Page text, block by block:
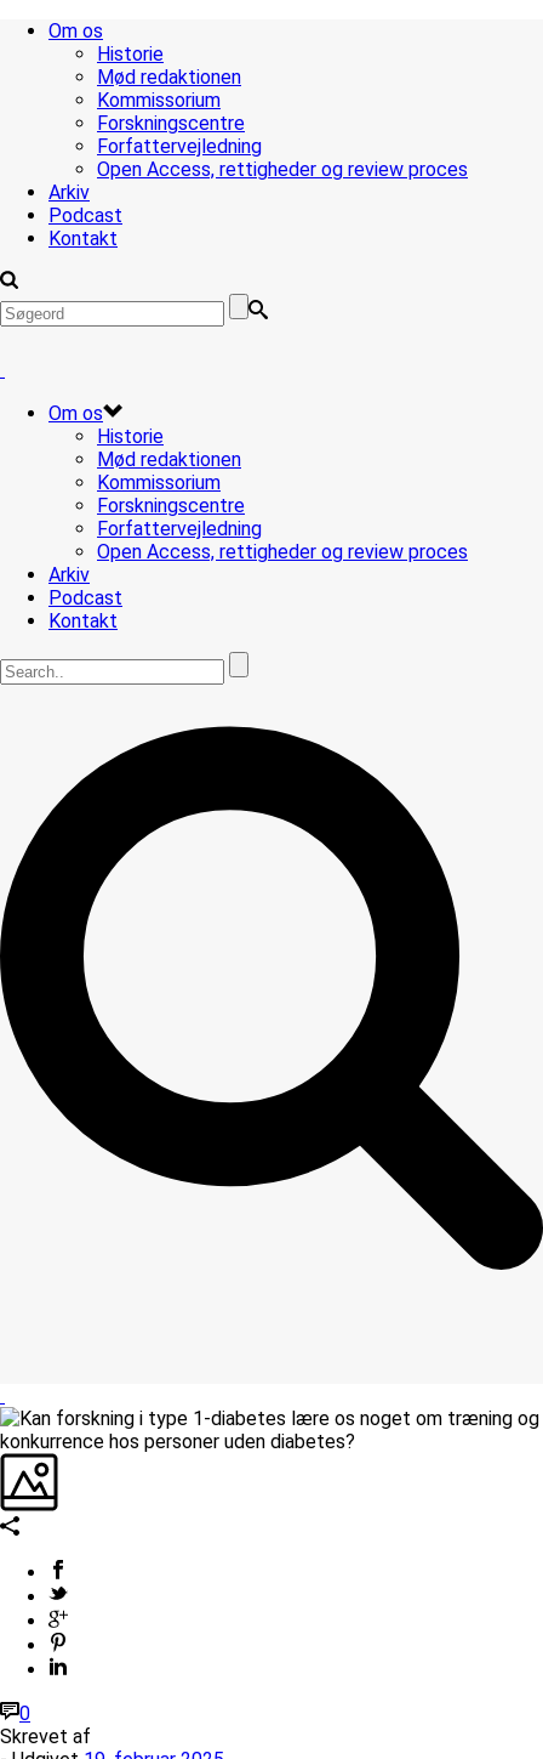
Om os
Historie
Mød redaktionen
Kommissorium
Forskningscentre
Forfattervejledning
Open Access, rettigheder og review proces
Arkiv
Podcast
Kontakt
Om os
Historie
Mød redaktionen
Kommissorium
Forskningscentre
Forfattervejledning
Open Access, rettigheder og review proces
Arkiv
Podcast
Kontakt
0
Skrevet af